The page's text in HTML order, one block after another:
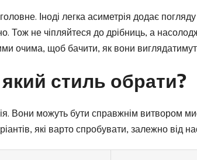
Іноді легка асиметрія додає
Тож не чіпляйтеся до дрібниць, а
очима, щоб бачити, як вони
стиль обрати?
Вони можуть бути справжнім витвором
які варто спробувати, залежно від